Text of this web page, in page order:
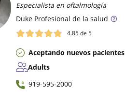
Especialista en oftalmología
Duke Profesional de la salud
4.85de 5
Aceptando nuevos pacientes
Adults
919-595-2000